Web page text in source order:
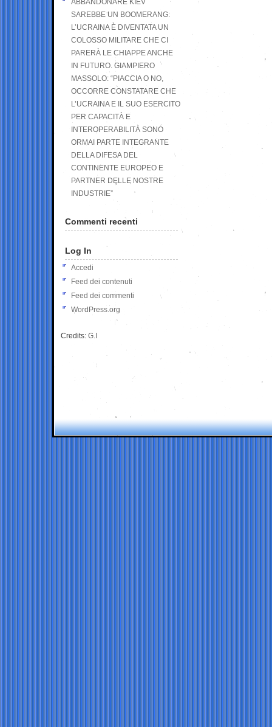
ABBANDONARE KIEV
SAREBBE UN BOOMERANG:
L’UCRAINA È DIVENTATA UN
COLOSSO MILITARE CHE CI
PARERÀ LE CHIAPPE ANCHE
IN FUTURO. GIAMPIERO
MASSOLO: “PIACCIA O NO,
OCCORRE CONSTATARE CHE
L’UCRAINA E IL SUO ESERCITO
PER CAPACITÀ E
INTEROPERABILITÀ SONO
ORMAI PARTE INTEGRANTE
DELLA DIFESA DEL
CONTINENTE EUROPEO E
PARTNER DELLE NOSTRE
INDUSTRIE”
Commenti recenti
Log In
Accedi
Feed dei contenuti
Feed dei commenti
WordPress.org
Credits: G.I